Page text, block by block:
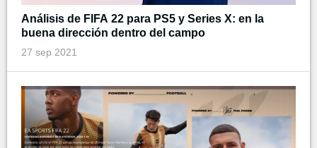
Análisis de FIFA 22 para PS5 y Series X: en la
buena dirección dentro del campo
27 sep 2021